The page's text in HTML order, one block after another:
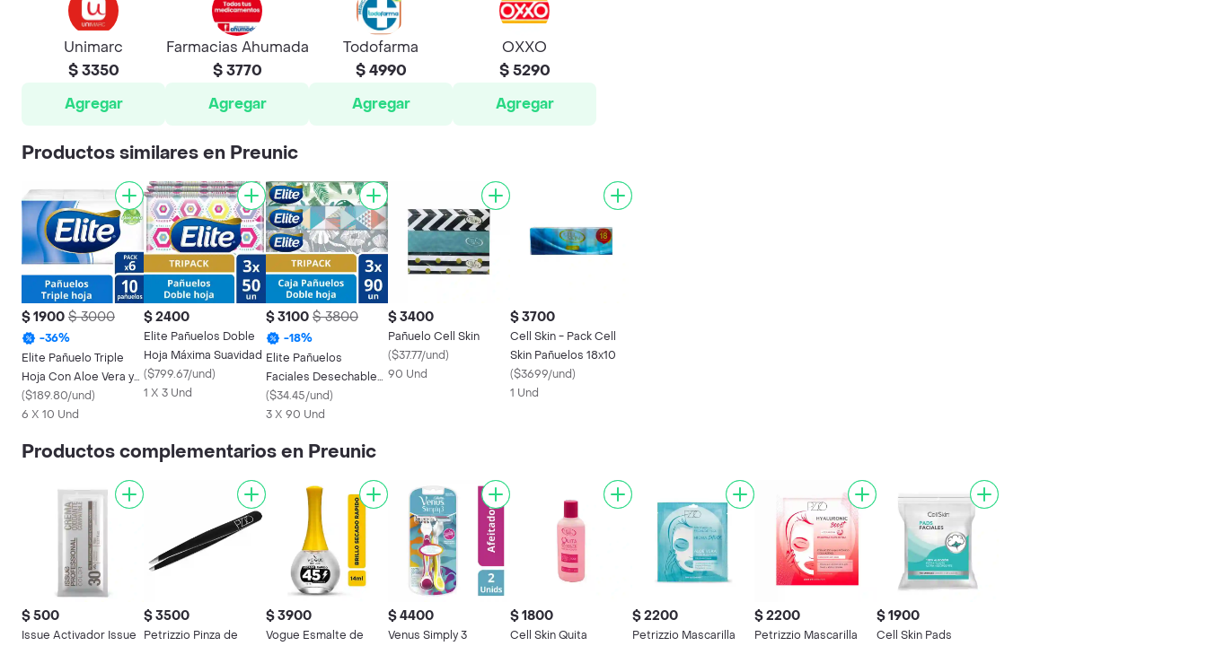
Unimarc
$ 3350
Agregar
Farmacias Ahumada
$ 3770
Agregar
Todofarma
$ 4990
Agregar
OXXO
$ 5290
Agregar
Productos similares en Preunic
$ 1900 $ 3000
-36%
Elite Pañuelo Triple
Hoja Con Aloe Vera y
Vitamina E
($189.80/und)
6 X 10 Und
$ 2400
Elite Pañuelos Doble
Hoja Máxima Suavidad
($799.67/und)
1 X 3 Und
$ 3100 $ 3800
-18%
Elite Pañuelos
Faciales Desechables
Diseño Doble Hoja
($34.45/und)
3 X 90 Und
$ 3400
Pañuelo Cell Skin
($37.77/und)
90 Und
$ 3700
Cell Skin - Pack Cell
Skin Pañuelos 18x10
($3699/und)
1 Und
Productos complementarios en Preunic
$ 500
Issue Activador Issue
$ 3500
Petrizzio Pinza de
$ 3900
Vogue Esmalte de
$ 4400
Venus Simply 3
$ 1800
Cell Skin Quita
$ 2200
Petrizzio Mascarilla
$ 2200
Petrizzio Mascarilla
$ 1900
Cell Skin Pads